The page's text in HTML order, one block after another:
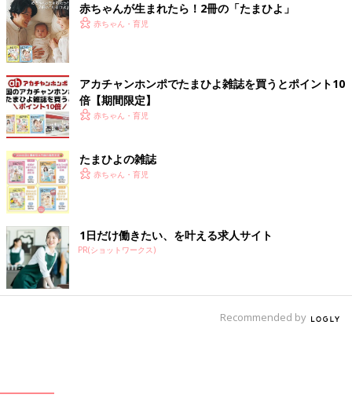
が止まらない育児日記」「さらにつっこみが止まらない育児日
記」（ベネッセコーポレーション）など。たまひよのサイトで、
数話限定公開中。
赤ちゃんが生まれたら！2冊の「たまひよ」
赤ちゃん・育児
アカチャンホンポでたまひよ雑誌を買うとポイント10
倍【期間限定】
赤ちゃん・育児
たまひよの雑誌
赤ちゃん・育児
1日だけ働きたい、を叶える求人サイト
PR(ショットワークス)
Recommended by